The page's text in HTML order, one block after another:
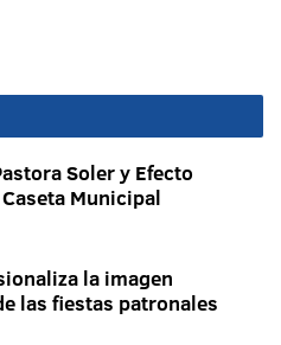
Soler y Efecto
Municipal
la imagen
las fiestas patronales